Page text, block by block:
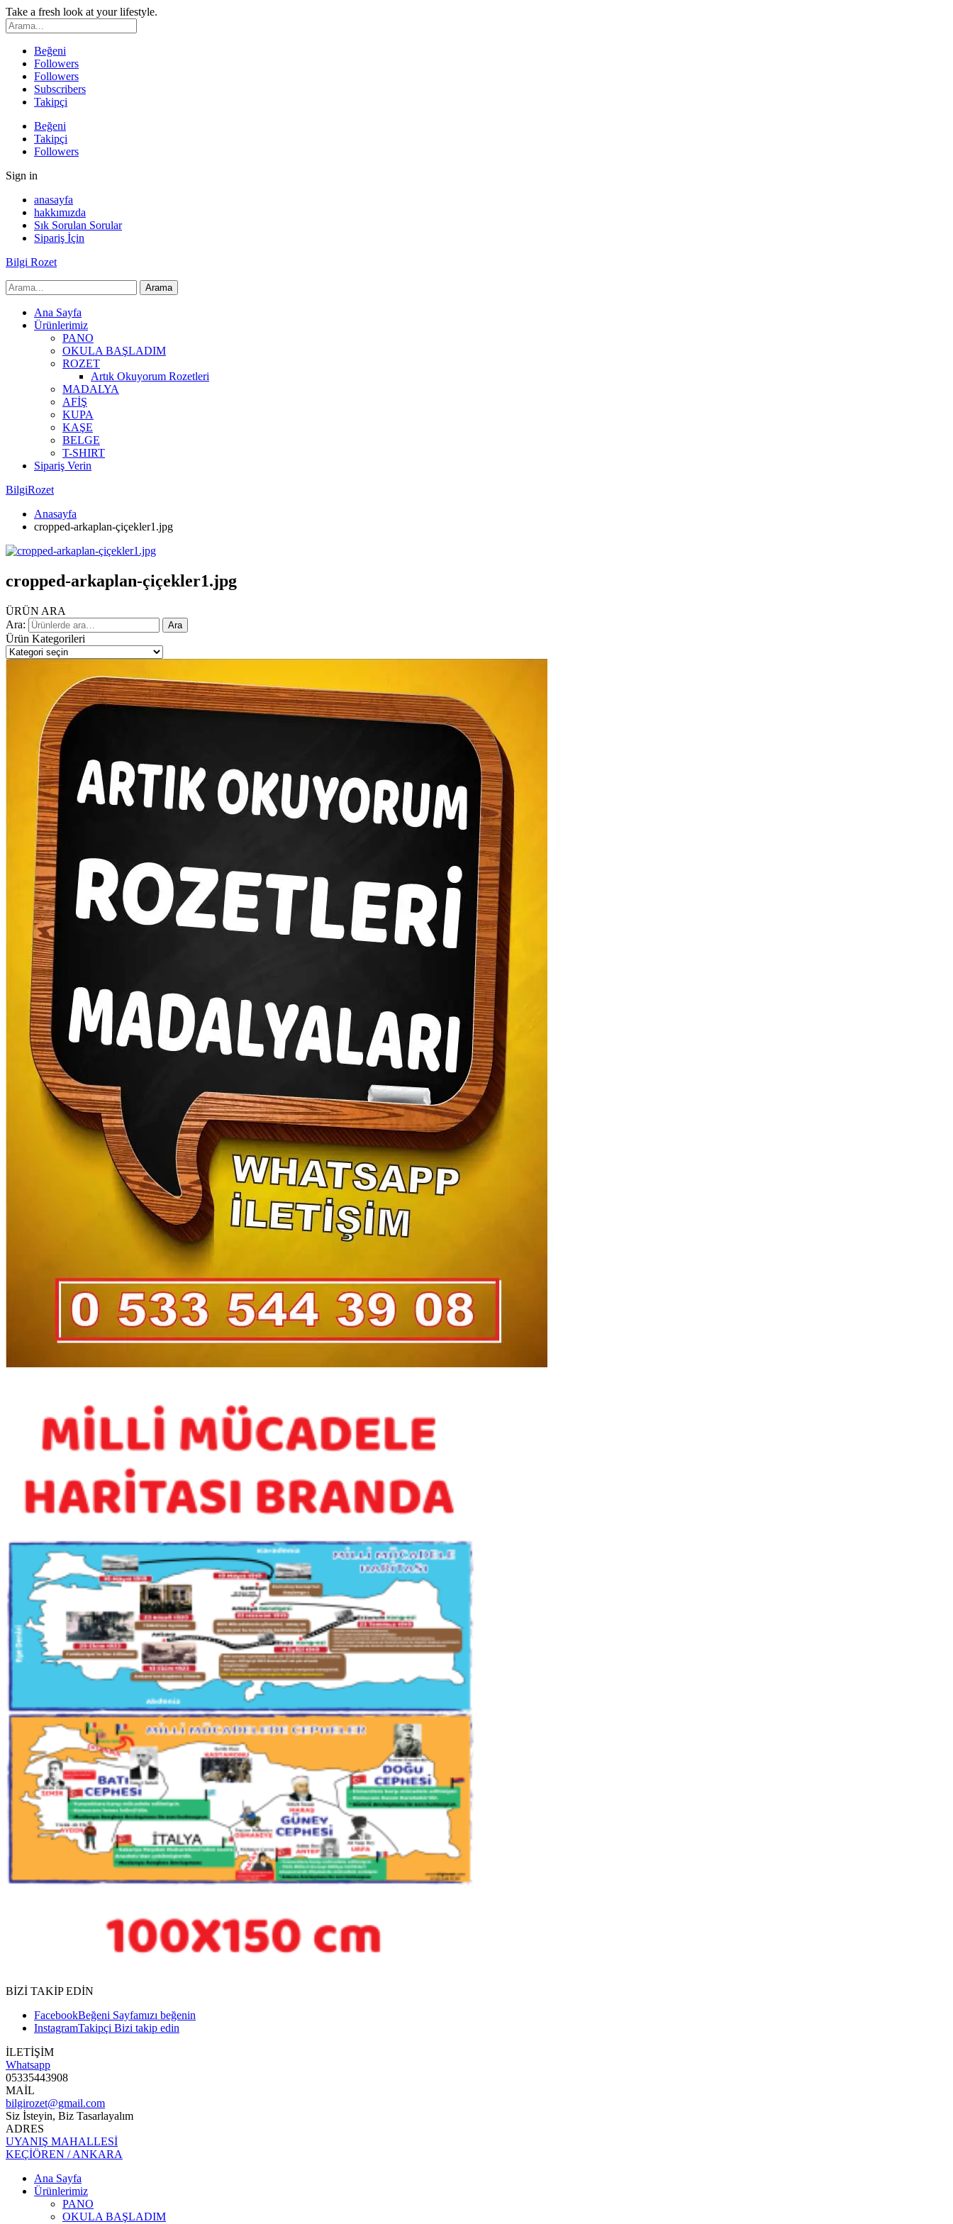
Take a fresh look at your lifestyle.
Beğeni
Followers
Followers
Subscribers
Takipçi
Beğeni
Takipçi
Followers
Sign in
anasayfa
hakkımızda
Sık Sorulan Sorular
Sipariş İçin
Bilgi Rozet
Ana Sayfa
Ürünlerimiz
PANO
OKULA BAŞLADIM
ROZET
Artık Okuyorum Rozetleri
MADALYA
AFİŞ
KUPA
KAŞE
BELGE
T-SHIRT
Sipariş Verin
BilgiRozet
Anasayfa
cropped-arkaplan-çiçekler1.jpg
cropped-arkaplan-çiçekler1.jpg
ÜRÜN ARA
Ara:
Ara
Ürün Kategorileri
BİZİ TAKİP EDİN
FacebookBeğeni Sayfamızı beğenin
InstagramTakipçi Bizi takip edin
İLETİŞİM
Whatsapp
05335443908
MAİL
bilgirozet@gmail.com
Siz İsteyin, Biz Tasarlayalım
ADRES
UYANIŞ MAHALLESİ
KEÇİÖREN / ANKARA
Ana Sayfa
Ürünlerimiz
PANO
OKULA BAŞLADIM